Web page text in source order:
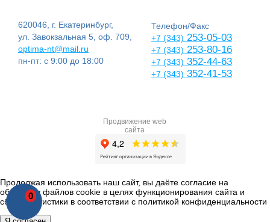
0
620046, г. Екатеринбург,
ул. Завокзальная 5, оф. 709,
optima-nt@mail.ru
пн-пт: с 9:00 до 18:00
Телефон/Факс
+7 (343) 253-05-03
+7 (343) 253-80-16
+7 (343) 352-44-63
+7 (343) 352-41-53
Продвижение web
сайта
Продолжая использовать наш сайт, вы даёте согласие на
обработку файлов cookie в целях функционирования сайта и
сбора статистики в соответствии с политикой конфиденциальности